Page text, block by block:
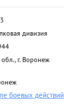
дивизия
г. Воронеж
боевых действий